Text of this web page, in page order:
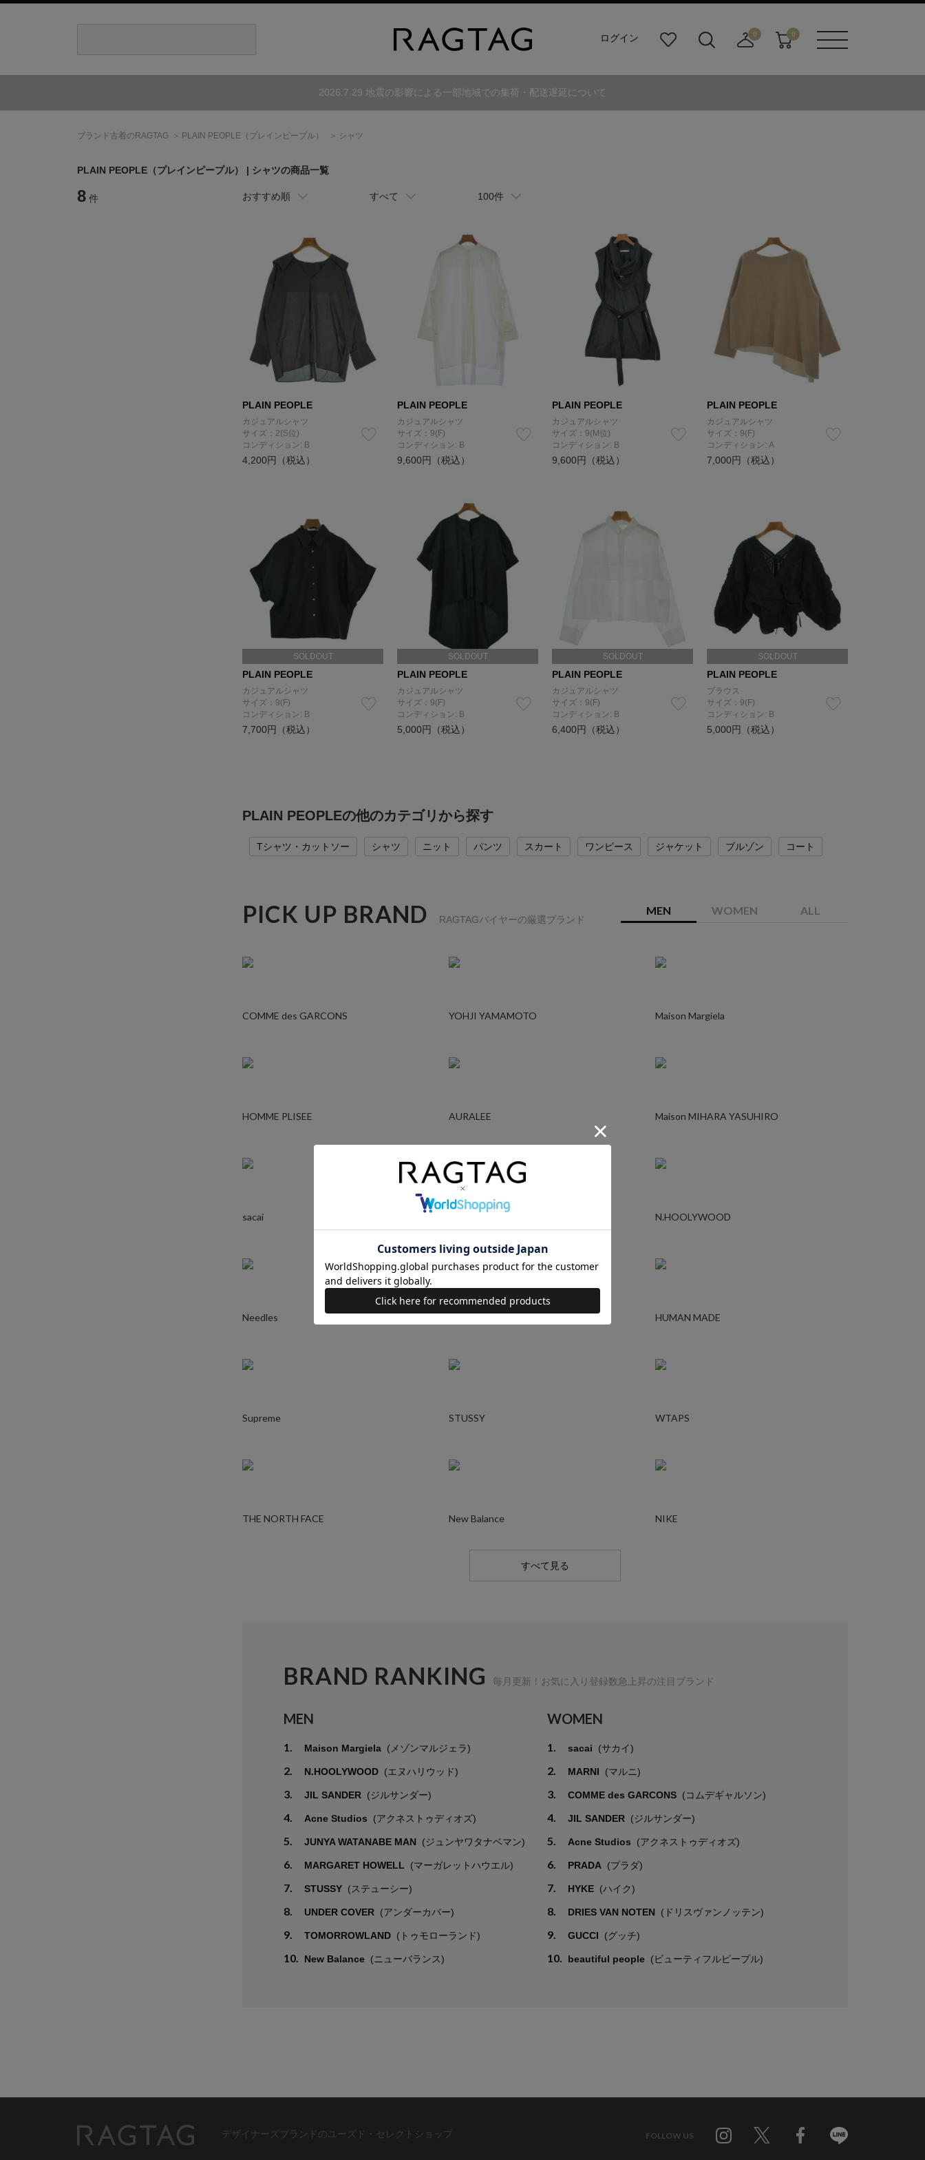
ログイン
り
ダ
0
寄
0
2026.7.29 地震の影響による一部地域での集荷・配送遅延について
ブランド古着のRAGTAG PLAIN PEOPLE （プレインピープル） シャツ
PLAIN PEOPLE （プレインピープル） | シャツの商品一覧
8 件 おすすめ順 すべて 100件
PLAIN PEOPLE
カジュアルシャツ
サイズ：2(S位)
コンディション: B
4,200円（税込）
PLAIN PEOPLE
カジュアルシャツ
サイズ：9(F)
コンディション: B
9,600円（税込）
PLAIN PEOPLE
カジュアルシャツ
サイズ：9(M位)
コンディション: B
9,600円（税込）
PLAIN PEOPLE
カジュアルシャツ
サイズ：9(F)
コンディション: A
7,000円（税込）
SOLDOUT
PLAIN PEOPLE
カジュアルシャツ
サイズ：9(F)
コンディション: B
7,700円（税込）
SOLDOUT
PLAIN PEOPLE
カジュアルシャツ
サイズ：9(F)
コンディション: B
5,000円（税込）
SOLDOUT
PLAIN PEOPLE
カジュアルシャツ
サイズ：9(F)
コンディション: B
6,400円（税込）
SOLDOUT
PLAIN PEOPLE
ブラウス
サイズ：9(F)
コンディション: B
5,000円（税込）
PLAIN PEOPLEの他のカテゴリから探す
Tシャツ・カットソー シャツ ニット パンツ スカート ワンピース ジャケット ブルゾン コート
PICK UP BRAND RAGTAGバイヤーの厳選ブランド
MEN WOMEN ALL
COMME des GARCONS YOHJI YAMAMOTO Maison Margiela
HOMME PLISEE AURALEE Maison MIHARA YASUHIRO
sacai N.HOOLYWOOD
Needles Ralph Lauren HUMAN MADE
Supreme STUSSY WTAPS
THE NORTH FACE New Balance NIKE
すべて見る
BRAND RANKING 毎月更新！お気に入り登録数急上昇の注目ブランド
MEN
1. Maison Margiela (メゾンマルジェラ)
2. N.HOOLYWOOD (エヌハリウッド)
3. JIL SANDER (ジルサンダー)
4. Acne Studios (アクネストゥディオズ)
5. JUNYA WATANABE MAN (ジュンヤワタナベマン)
6. MARGARET HOWELL (マーガレットハウエル)
7. STUSSY (ステューシー)
8. UNDER COVER (アンダーカバー)
9. TOMORROWLAND (トゥモローランド)
10. New Balance (ニューバランス)
WOMEN
1. sacai (サカイ)
2. MARNI (マルニ)
3. COMME des GARCONS (コムデギャルソン)
4. JIL SANDER (ジルサンダー)
5. Acne Studios (アクネストゥディオズ)
6. PRADA (プラダ)
7. HYKE (ハイク)
8. DRIES VAN NOTEN (ドリスヴァンノッテン)
9. GUCCI (グッチ)
10. beautiful people (ビューティフルピープル)
デザイナーズブランドのユーズド・セレクトショップ FOLLOW US